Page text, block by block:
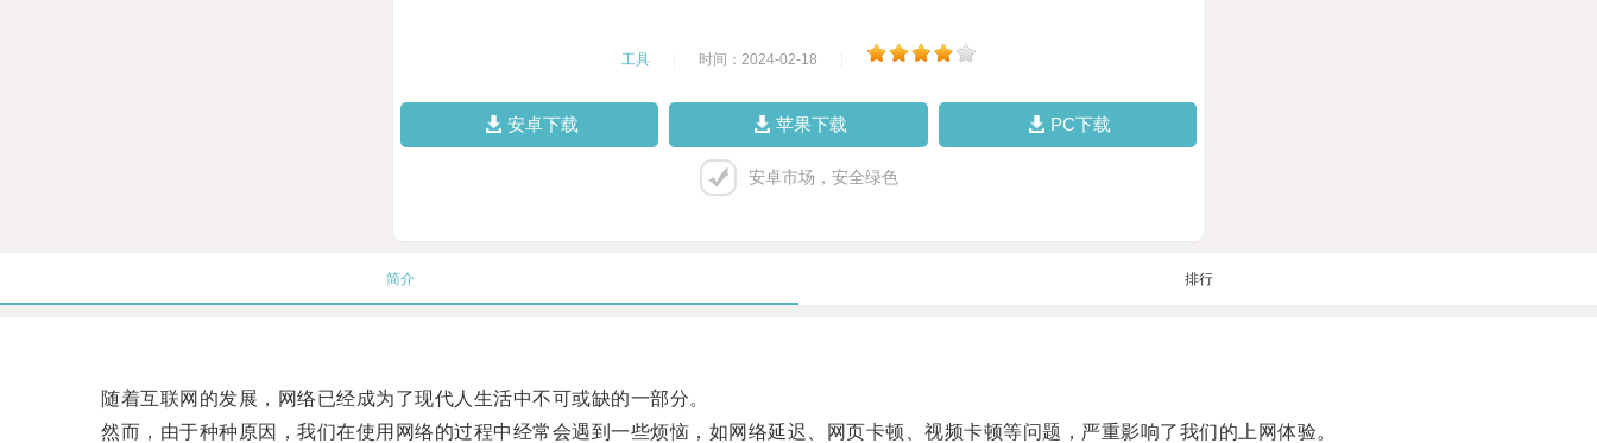
工具 时间：2024-02-18
安卓下载 苹果下载 PC下载
安卓市场，安全绿色
简介 排行
随着互联网的发展，网络已经成为了现代人生活中不可或缺的一部分。
然而，由于种种原因，我们在使用网络的过程中经常会遇到一些烦恼，如网络延迟、网页卡顿、视频卡顿等问题，严重影响了我们的上网体验。